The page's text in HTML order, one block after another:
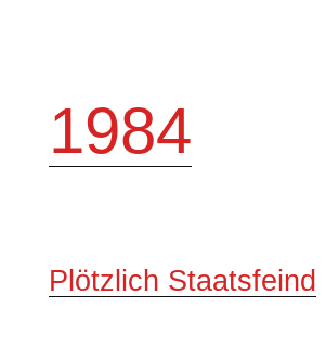
1984
Plötzlich Staatsfeind